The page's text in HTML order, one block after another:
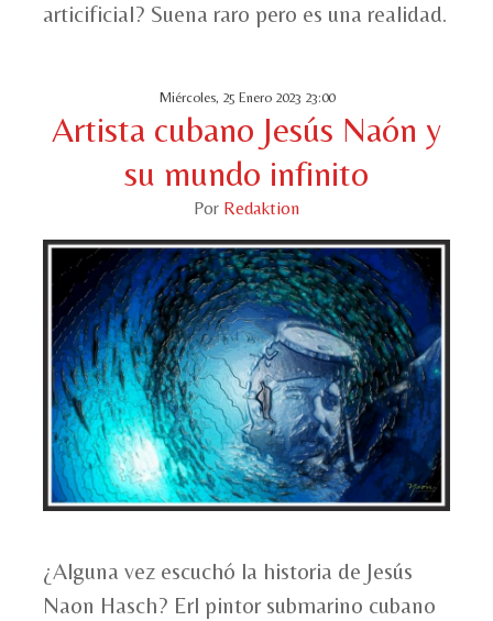
articificial? Suena raro pero es una realidad.
Miércoles, 25 Enero 2023 23:00
Artista cubano Jesús Naón y
su mundo infinito
Por Redaktion
¿Alguna vez escuchó la historia de Jesús
Naon Hasch? Erl pintor submarino cubano